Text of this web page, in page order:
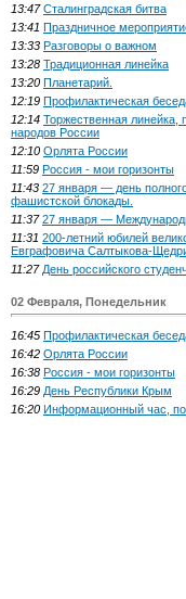
13:47 Сталинградская битва
13:41 Праздничное
13:33 Разговоры о важном
13:28 Традиционная линейка
13:20 Планетарий.
12:19 Профилактическая
12:14 Торжественная линейка,
народов России
12:10 Орлята России
11:59 Россия - мои горизонты
11:43 27 января — день
фашистской блокады.
11:37 27 января —
11:31 200-летний юбилей
Евграфовича Салтыкова-
11:27 День российского
02 Февраля, Понедельник
16:45 Профилактическая
16:42 Орлята России
16:38 Россия - мои горизонты
16:29 День Республики Крым
16:20 Информационный час,